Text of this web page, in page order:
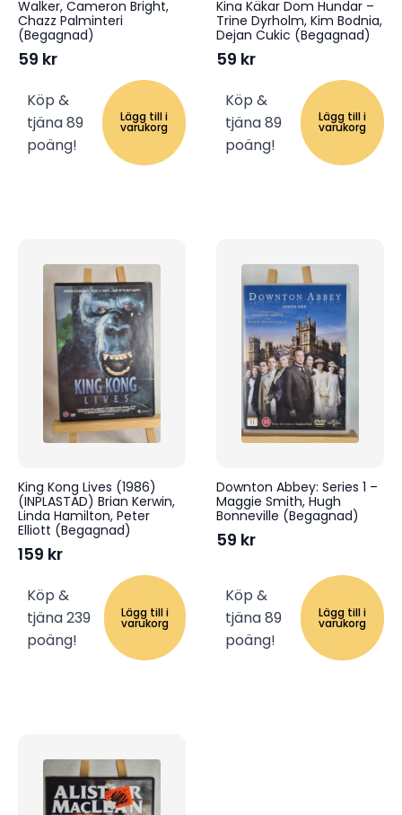
Walker, Cameron Bright,
Chazz Palminteri
(Begagnad)
59 kr
Köp &
tjäna 89
poäng!
Lägg till i
varukorg
Kina Käkar Dom Hundar –
Trine Dyrholm, Kim Bodnia,
Dejan Cukic (Begagnad)
59 kr
Köp &
tjäna 89
poäng!
Lägg till i
varukorg
King Kong Lives (1986)
(INPLASTAD) Brian Kerwin,
Linda Hamilton, Peter
Elliott (Begagnad)
159 kr
Köp &
tjäna 239
poäng!
Lägg till i
varukorg
Downton Abbey: Series 1 –
Maggie Smith, Hugh
Bonneville (Begagnad)
59 kr
Köp &
tjäna 89
poäng!
Lägg till i
varukorg